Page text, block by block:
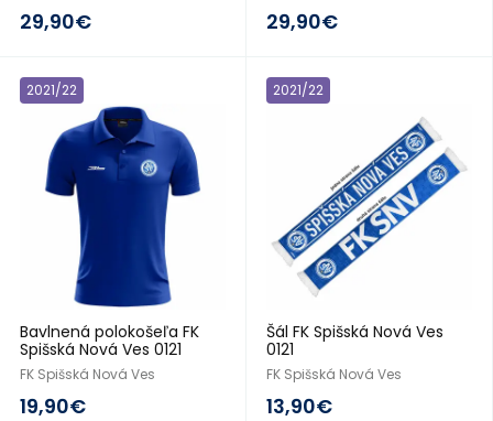
29,90€ 29,90€
2021/22
Bavlnená polokošeľa FK
Spišská Nová Ves 0121
FK Spišská Nová Ves
19,90€
2021/22
Šál FK Spišská Nová Ves
0121
FK Spišská Nová Ves
13,90€